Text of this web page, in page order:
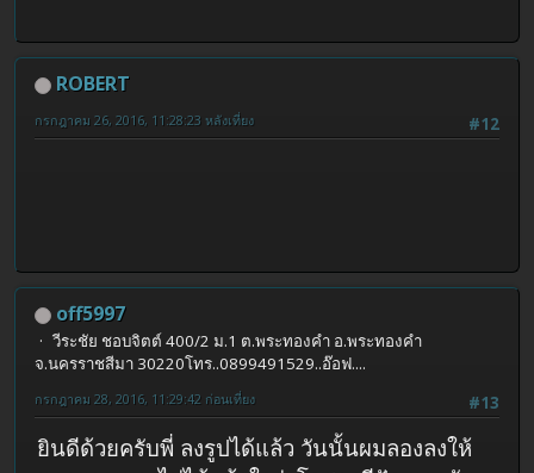
ROBERT
#12
กรกฎาคม 26, 2016, 11:28:23 หลังเที่ยง
off5997
วีระชัย ชอบจิตต์ 400/2 ม.1 ต.พระทองคำ อ.พระทองคำ
จ.นครราชสีมา 30220โทร..0899491529..อ๊อฟ....
#13
กรกฎาคม 28, 2016, 11:29:42 ก่อนเที่ยง
ยินดีด้วยครับพี่ ลงรูปได้แล้ว วันนั้นผมลองลงให้